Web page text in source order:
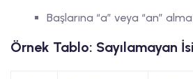
Başlarına “a” veya “an”
Örnek Tablo: Sayılamayan